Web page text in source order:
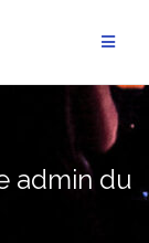
admin du